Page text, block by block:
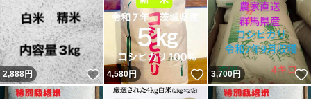
2,888円 いいね！
4,580円 いいね！
3,700円